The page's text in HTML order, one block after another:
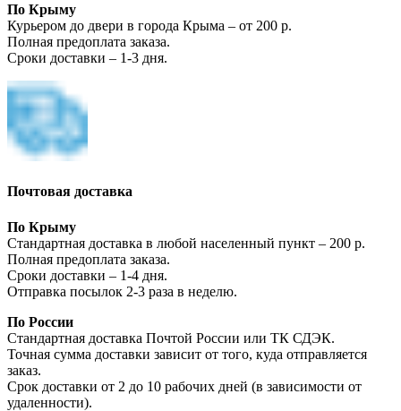
По Крыму
Курьером до двери в города Крыма – от 200 р.
Полная предоплата заказа.
Сроки доставки – 1-3 дня.
Почтовая доставка
По Крыму
Стандартная доставка в любой населенный пункт – 200 р.
Полная предоплата заказа.
Сроки доставки – 1-4 дня.
Отправка посылок 2-3 раза в неделю.
По России
Стандартная доставка Почтой России или ТК СДЭК.
Точная сумма доставки зависит от того, куда отправляется
заказ.
Срок доставки от 2 до 10 рабочих дней (в зависимости от
удаленности).